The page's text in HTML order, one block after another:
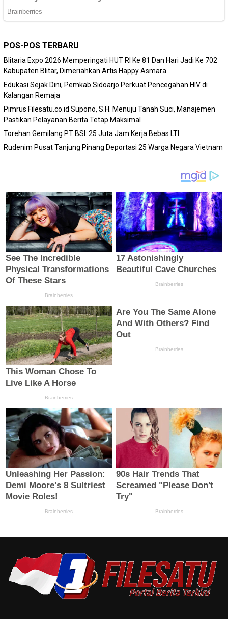
POS-POS TERBARU
Blitaria Expo 2026 Memperingati HUT RI Ke 81 Dan Hari Jadi Ke 702
Kabupaten Blitar, Dimeriahkan Artis Happy Asmara
Edukasi Sejak Dini, Pemkab Sidoarjo Perkuat Pencegahan HIV di
Kalangan Remaja
Pimrus Filesatu.co.id Supono, S.H. Menuju Tanah Suci, Manajemen
Pastikan Pelayanan Berita Tetap Maksimal
Torehan Gemilang PT BSI: 25 Juta Jam Kerja Bebas LTI
Rudenim Pusat Tanjung Pinang Deportasi 25 Warga Negara Vietnam